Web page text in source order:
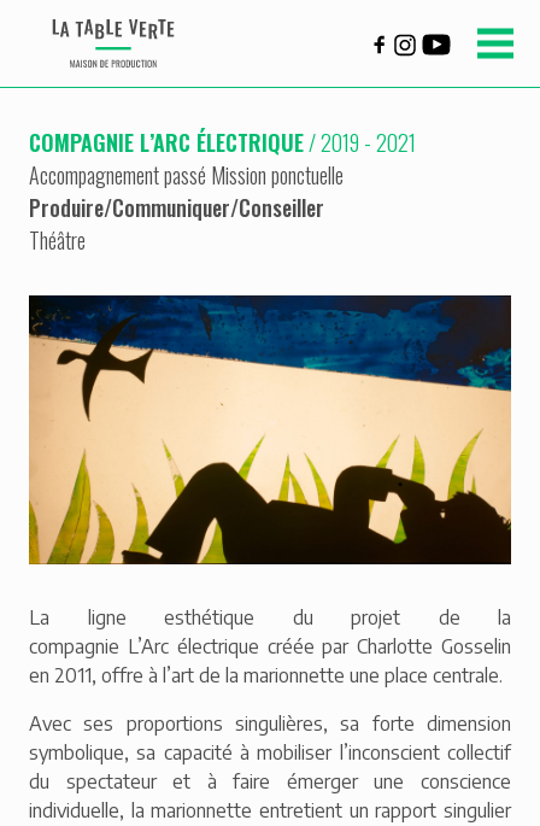
COMPAGNIE L’ARC ÉLECTRIQUE/ 2019 - 2021
Accompagnement passé Mission ponctuelle
Produire/Communiquer/Conseiller
Théâtre
La ligne esthétique du projet de la
compagnie L’Arc électrique créée par Charlotte Gosselin
en 2011, offre à l’art de la marionnette une place centrale.
Avec ses proportions singulières, sa forte dimension
symbolique, sa capacité à mobiliser l’inconscient collectif
du spectateur et à faire émerger une conscience
individuelle, la marionnette entretient un rapport singulier